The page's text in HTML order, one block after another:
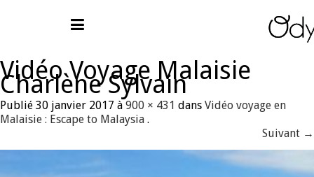
Vidéo Voyage Malaisie
Charlène Sylvain
Publié 30 janvier 2017 à 900 × 431 dans Vidéo voyage en
Malaisie : Escape to Malaysia .
Suivant →